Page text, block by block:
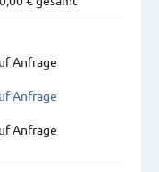
Anfrage
Anfrage
Anfrage